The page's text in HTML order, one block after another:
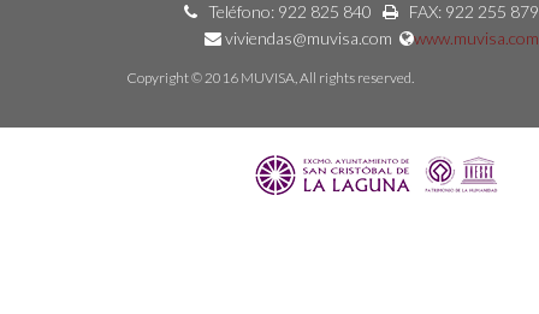
Teléfono: 922 825 840
FAX: 922 255 879
viviendas@muvisa.com
www.muvisa.com
Copyright © 2016 MUVISA, All rights reserved.